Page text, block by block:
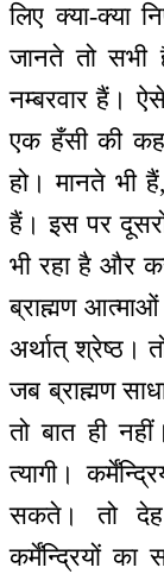
लिए क्या-क्या
जानते तो
नम्बरवार हैं।
एक हँसी की
हो। मानते भी
हैं। इस पर
भी रहा है और
ब्राह्मण
अर्थात् श्रेष्ठ।
जब ब्राह्मण
तो बात ही
त्यागी।
सकते। तो देह
कर्मेंन्द्रियों